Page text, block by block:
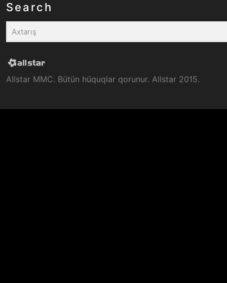
Search
Allstar MMC. Bütün hüquqlar qorunur. Allstar 2015.